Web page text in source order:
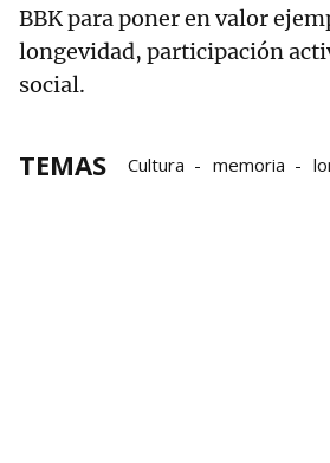
BBK para poner en valor
longevidad, participación
social.
TEMAS Cultura memoria